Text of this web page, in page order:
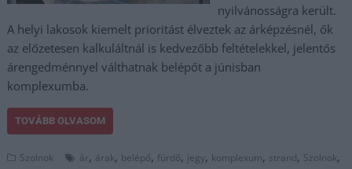
nyilvánosságra került.
A helyi lakosok kiemelt prioritást élveztek az árképzésnél, ők
az előzetesen kalkuláltnál is kedvezőbb feltételekkel, jelentős
árengedménnyel válthatnak belépőt a júnisban
komplexumba.
TOVÁBB OLVASOM
Szolnok ár, árak, belépő, fürdő, jegy, komplexum, strand, Szolnok,